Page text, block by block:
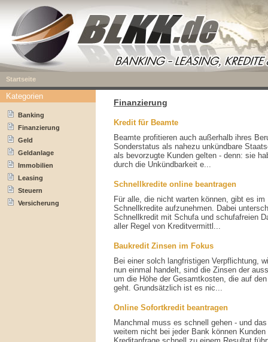
Startseite
Finanzierung
Kredit für Beamte
Beamte profitieren auch außerhalb ihres
Sonderstatus als nahezu unkündbare
als bevorzugte Kunden gelten - denn: sie
durch die Unkündbarkeit e...
Schnellkredite online beantragen
Für alle, die nicht warten können, gibt es
Schnellkredite aufzunehmen. Dabei
Schnellkredit mit Schufa und schufafreien
aller Regel von Kreditvermittl...
Baukredit Zinsen im Fokus
Bei einer solch langfristigen Verpflichtung,
nun einmal handelt, sind die Zinsen der
um die Höhe der Gesamtkosten, die auf
geht. Grundsätzlich ist es nic...
Online Sofortkredit beantragen
Manchmal muss es schnell gehen - und
weitem nicht bei jeder Bank können
Kategorien
Banking
Finanzierung
Geld
Geldanlage
Immobilien
Leasing
Steuern
Versicherung